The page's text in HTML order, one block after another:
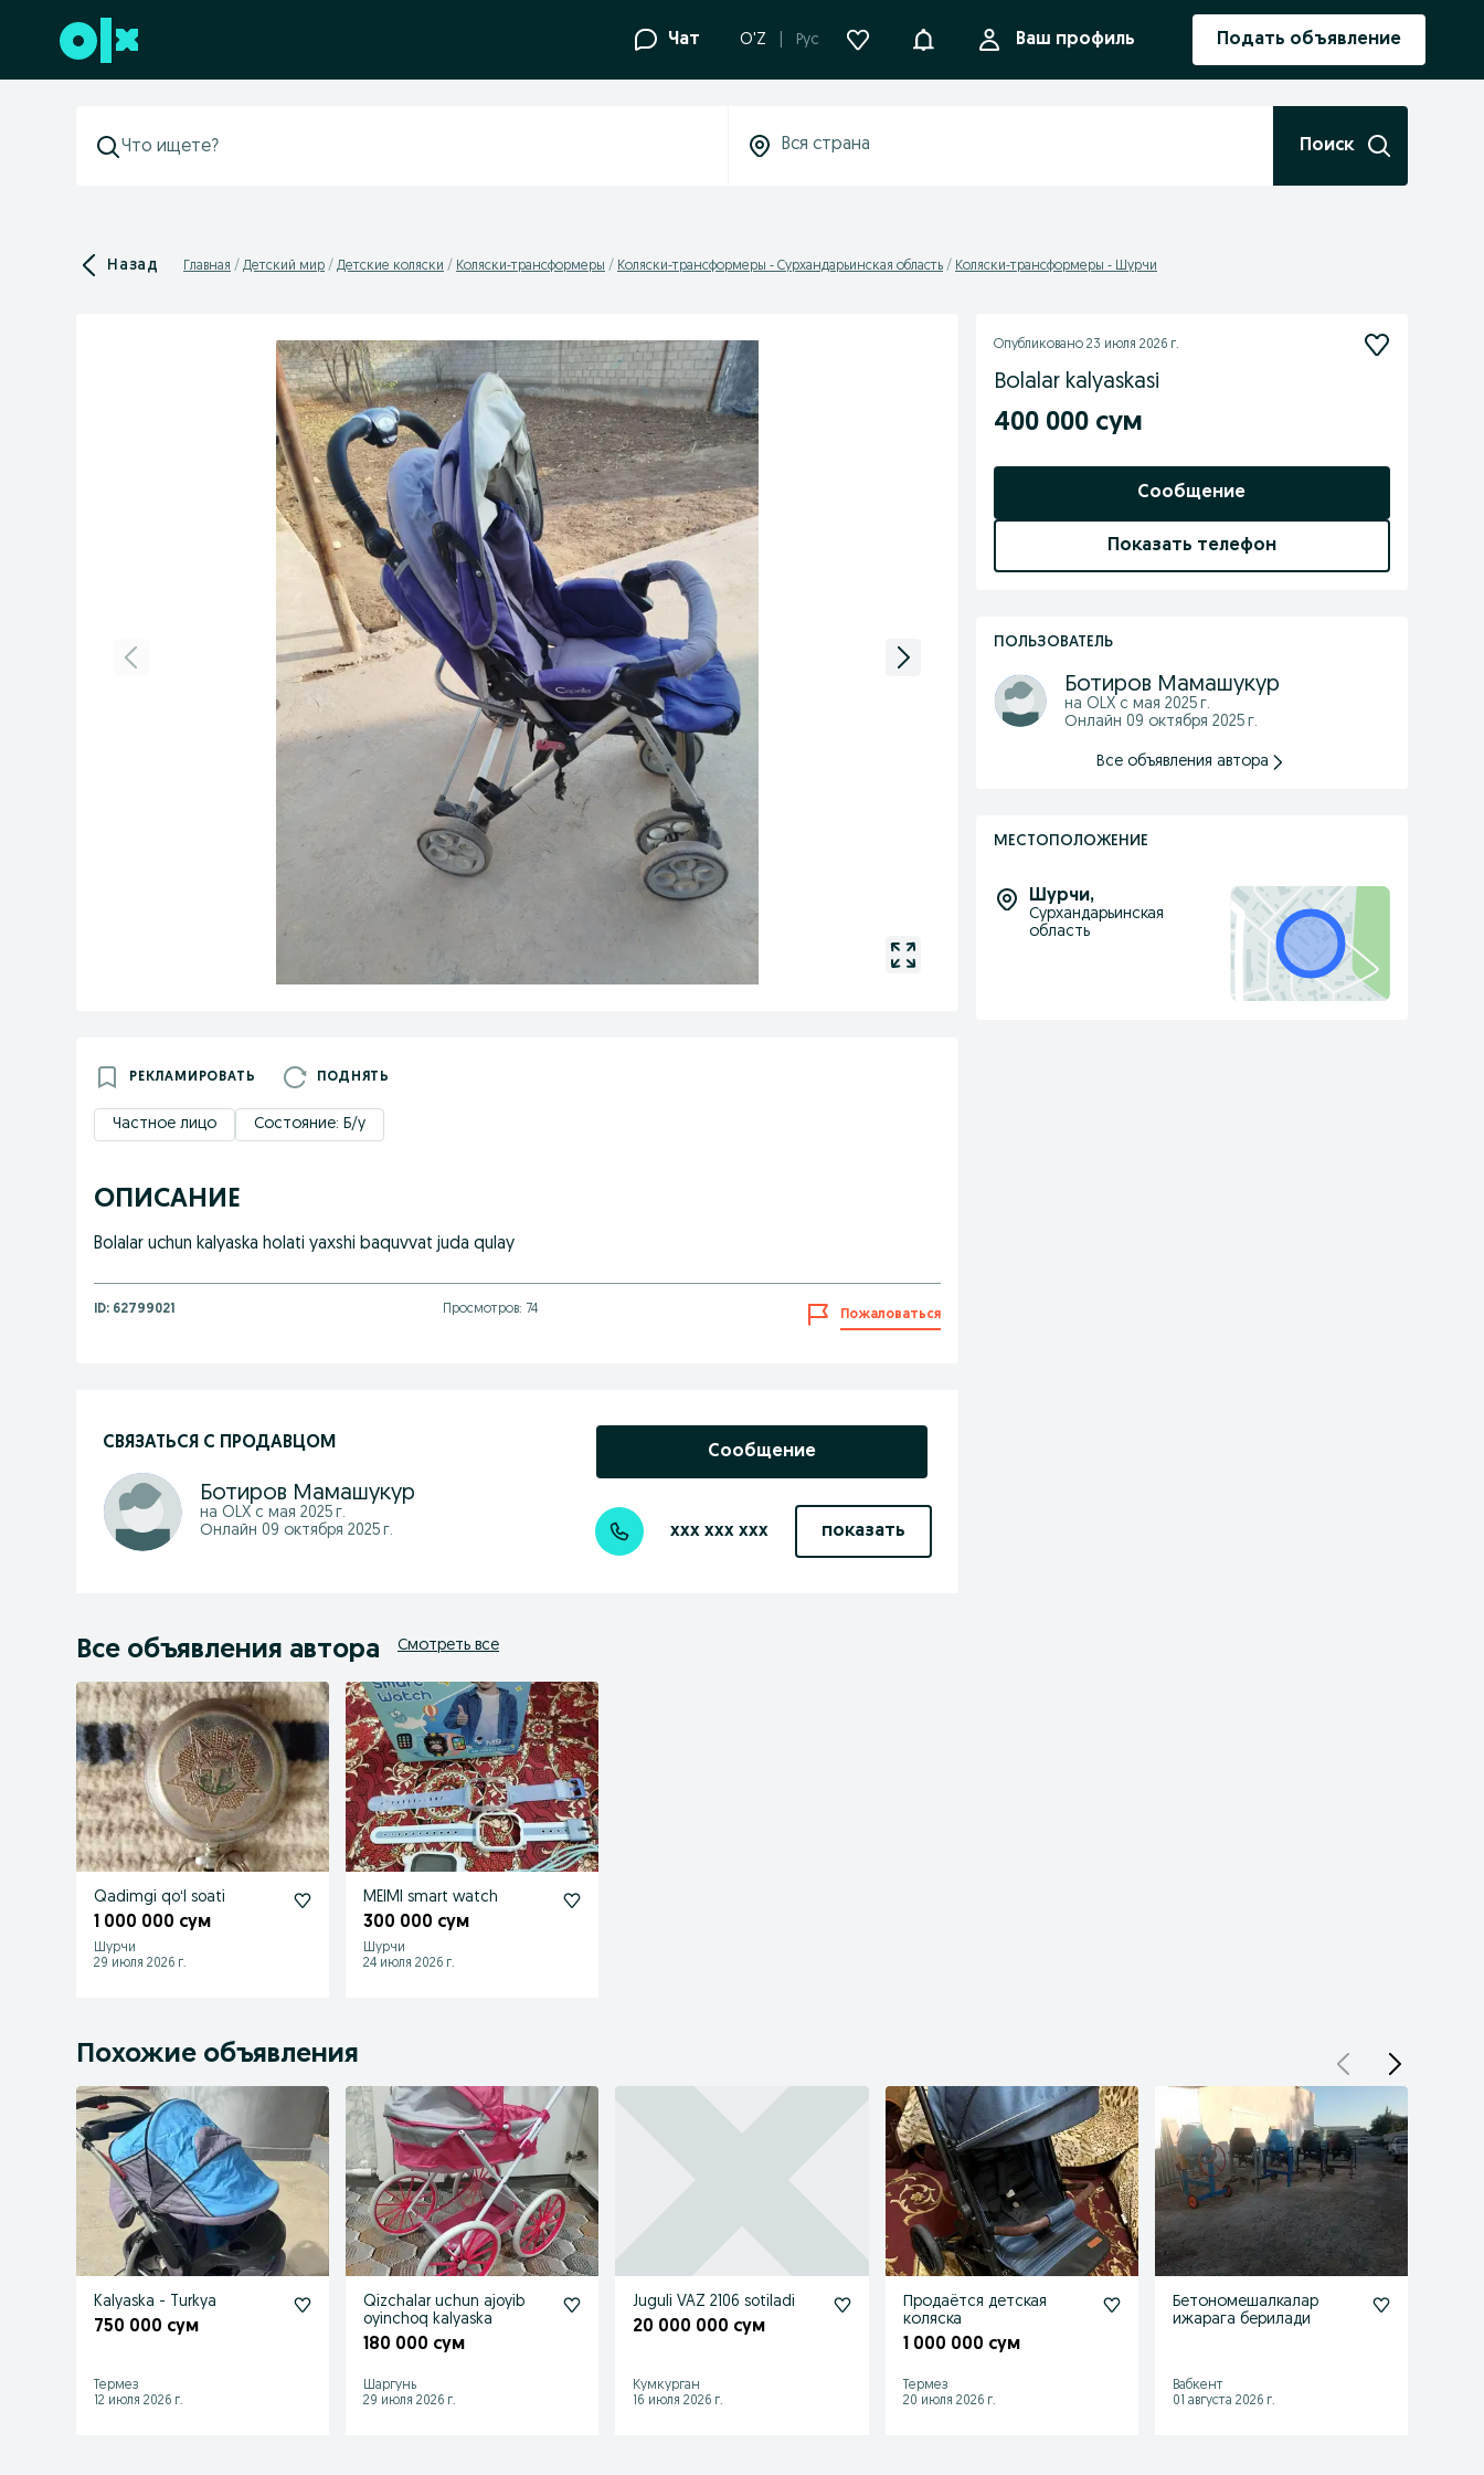
Перейти к нижнему колонтитулу Чат O'Z Рус УведомленияВаш профиль Подать объявление
Поиск
Назад Главная Детский мир Детские коляски Коляски-трансформеры Коляски-трансформеры - Сурхандарьинская область Коляски-трансформеры - Шурчи
РЕКЛАМИРОВАТЬ ПОДНЯТЬ
Частное лицо Состояние: Б/у
ОПИСАНИЕ
Bolalar uchun kalyaska holati yaxshi baquvvat juda qulay
ID: 62799021 Просмотров: 74 Пожаловаться
СВЯЗАТЬСЯ С ПРОДАВЦОМ
Ботиров Мамашукур
на OLX с мая 2025 г.
Онлайн 09 октября 2025 г.
Сообщение
xxx xxx xxx показать
Опубликовано 23 июля 2026 г.
Bolalar kalyaskasi
400 000 сум
Сообщение
Показать телефон
ПОЛЬЗОВАТЕЛЬ
Ботиров Мамашукур
на OLX с мая 2025 г.
Онлайн 09 октября 2025 г.
Все объявления автора
МЕСТОПОЛОЖЕНИЕ
Шурчи,
Сурхандарьинская
область
Все объявления автора Смотреть все
Qadimgi qoʻl soati
1 000 000 сум
Шурчи
29 июля 2026 г.
MEIMI smart watch
300 000 сум
Шурчи
24 июля 2026 г.
Похожие объявления
Kalyaska - Turkya
750 000 сум
Термез
12 июля 2026 г.
Qizchalar uchun ajoyib
oyinchoq kalyaska
180 000 сум
Шаргунь
29 июля 2026 г.
Juguli VAZ 2106 sotiladi
20 000 000 сум
Кумкурган
16 июля 2026 г.
Продаëтся детская
коляска
1 000 000 сум
Термез
20 июля 2026 г.
Бетономешалкалар
ижарага берилади
Вабкент
01 августа 2026 г.